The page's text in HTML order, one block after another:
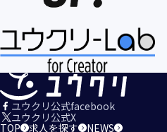
４．当社のサービスに関する
５．当社、その他当社のサービ
積、改善、研究開発のため
６．当社がおすすめする商品・
信・送付するため
７．当社とお客様の間での必要
８．当社のサービスに関する当
「規約等」といいます。）に違
ユウクリ公式facebook
ユウクリ公式X
TOP 求人を探す NEWS